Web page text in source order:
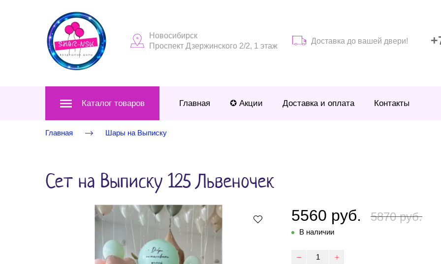
Новосибирск
Проспект Дзержинского 2/2, 1 этаж
Доставка до вашей двери!
Каталог товаров Главная ✪ Акции Доставка и оплата Контакты
Главная Шары на Выписку
Сет на Выписку 125 Львеночек
5560 руб. 5870 руб.
В наличии